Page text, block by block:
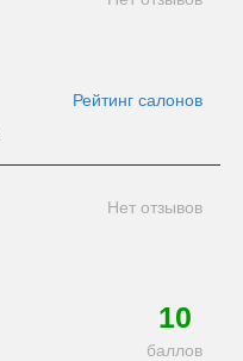
Рейтинг салонов
Нет отзывов
10
баллов